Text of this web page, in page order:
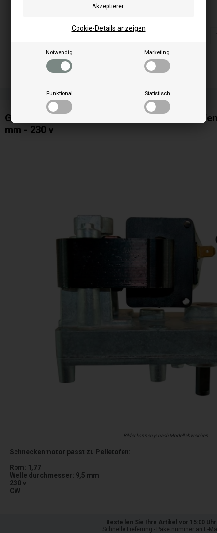
Notwendig Marketing
Funktional Statistisch
Cookie-Details anzeigen
Getriebemotor / Schneckenmotor für
mm - 230 v
Bilder können je nach Modell abweichen
Schneckenmotor passt zu Pelletofen:
Rpm: 1,77
Welle durchmesser: 9,5 mm
230 v
CW
Bestellen Sie Ihre Artikel vor 15:00 Uhr
Schnelle Lieferung - Paketnummer an E-